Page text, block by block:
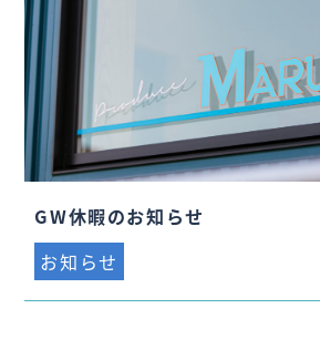
GW休暇のお知らせ
お知らせ